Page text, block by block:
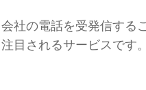
社の電話を受発信する
目されるサービスです。